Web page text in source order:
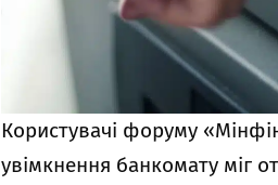
Користувачі форуму
увімкнення банкомату міг